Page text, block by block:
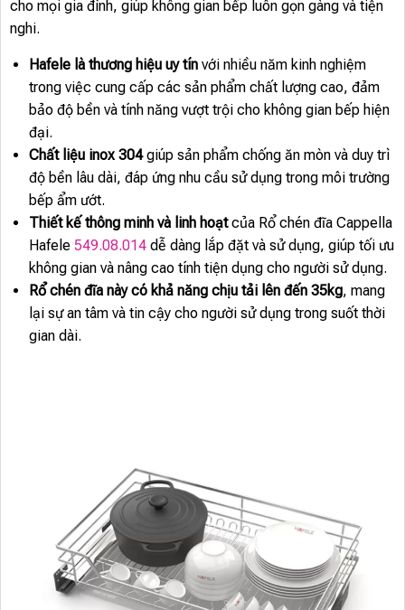
cho mọi gia đình, giúp không gian bếp luôn gọn gàng và tiện
nghi.
Hafele là thương hiệu uy tínvới nhiều năm kinh nghiệm
trong việc cung cấp các sản phẩm chất lượng cao, đảm
bảo độ bền và tính năng vượt trội cho không gian bếp hiện
đại.
Chất liệu inox 304giúp sản phẩm chống ăn mòn và duy trì
độ bền lâu dài, đáp ứng nhu cầu sử dụng trong môi trường
bếp ẩm ướt.
Thiết kế thông minh và linh hoạtcủa Rổ chén đĩa Cappella
Hafele 549.08.014dễ dàng lắp đặt và sử dụng, giúp tối ưu
không gian và nâng cao tính tiện dụng cho người sử dụng.
Rổ chén đĩa này có khả năng chịu tải lên đến 35kg, mang
lại sự an tâm và tin cậy cho người sử dụng trong suốt thời
gian dài.